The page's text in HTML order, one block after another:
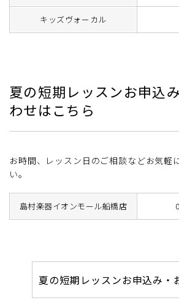
キッズヴォーカル
夏の短期レッスンお申込
わせはこちら
お時間、レッスン日のご相談などお気軽
い。
島村楽器イオンモール船橋店
夏の短期レッスンお申込み・